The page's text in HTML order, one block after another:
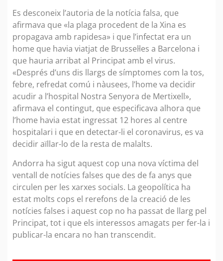
Es desconeix l’autoria de la notícia falsa, que
afirmava que «la plaga procedent de la Xina es
propagava amb rapidesa» i que l’infectat era un
home que havia viatjat de Brussel·les a Barcelona i
que hauria arribat al Principat amb el virus.
«Després d’uns dis llargs de símptomes com la tos,
febre, refredat comú i nàusees, l’home va decidir
acudir a l’hospital Nostra Senyora de Mertixell»,
afirmava el contingut, que especificava alhora que
l’home havia estat ingressat 12 hores al centre
hospitalari i que en detectar-li el coronavirus, es va
decidir aïllar-lo de la resta de malalts.
Andorra ha sigut aquest cop una nova víctima del
ventall de notícies falses que des de fa anys que
circulen per les xarxes socials. La geopolítica ha
estat molts cops el rerefons de la creació de les
notícies falses i aquest cop no ha passat de llarg pel
Principat, tot i que els interessos amagats per fer-la i
publicar-la encara no han transcendit.